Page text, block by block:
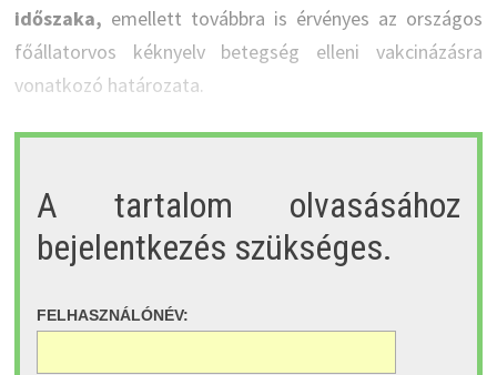
időszaka, emellett továbbra is érvényes az országos
főállatorvos kéknyelv betegség elleni vakcinázásra
vonatkozó határozata.
A tartalom olvasásához
bejelentkezés szükséges.
FELHASZNÁLÓNÉV: